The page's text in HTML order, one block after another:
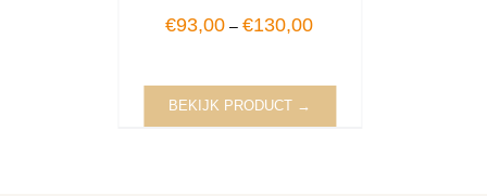
€93,00 –€130,00
BEKIJK PRODUCT →